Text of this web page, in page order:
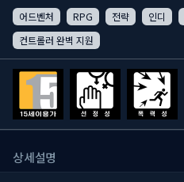
어드벤처 RPG 전략 인디
컨트롤러 완벽 지원
상세설명